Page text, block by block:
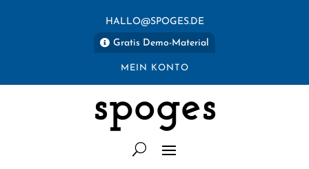
HALLO@SPOGES.DE
Gratis Demo-Material
MEIN KONTO
spoges